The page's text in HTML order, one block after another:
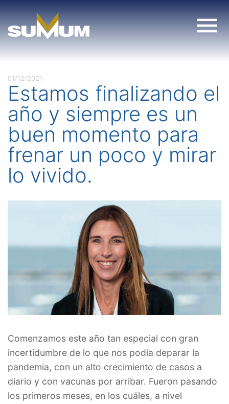
content
01/12/2021
Estamos finalizando el
año y siempre es un
buen momento para
frenar un poco y mirar
lo vivido.
Comenzamos este año tan especial con gran
incertidumbre de lo que nos podía deparar la
pandemia, con un alto crecimiento de casos a
diario y con vacunas por arribar. Fueron pasando
los primeros meses, en los cuáles, a nivel